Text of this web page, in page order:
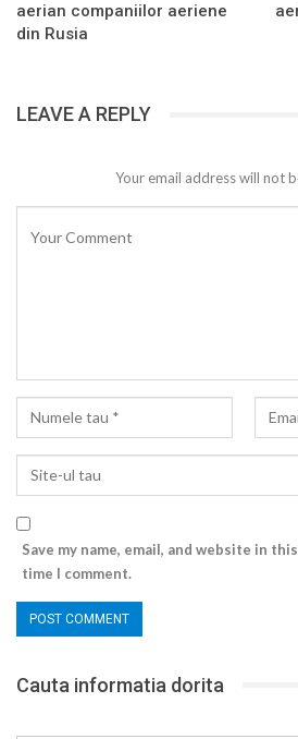
aerian companiilor aeriene
din Rusia
LEAVE A REPLY
Your email address will not
Save my name, email, and website in
time I comment.
Cauta informatia dorita